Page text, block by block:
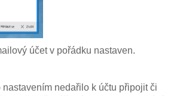
účet v pořádku nastaven.
nastavením nedařilo k účtu připojit či